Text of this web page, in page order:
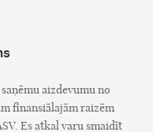
aizdevumu no
finansiālajām raizēm
Es atkal varu smaidīt